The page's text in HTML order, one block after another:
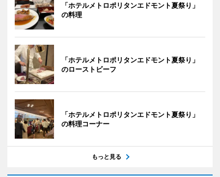
「ホテルメトロポリタンエドモント夏祭り」
の料理
「ホテルメトロポリタンエドモント夏祭り」
のローストビーフ
「ホテルメトロポリタンエドモント夏祭り」
の料理コーナー
もっと見る